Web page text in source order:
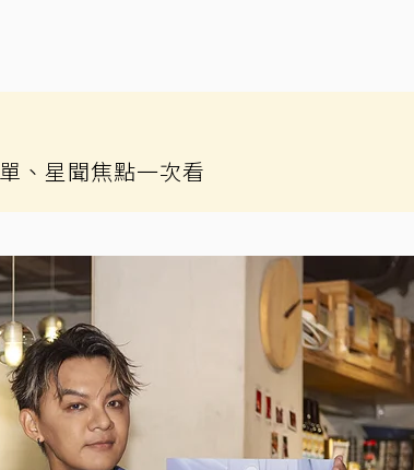
、星聞焦點一次看